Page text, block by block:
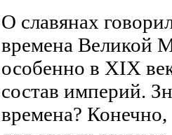
О славянах
времена Великой
особенно в XIX
состав империй.
времена?